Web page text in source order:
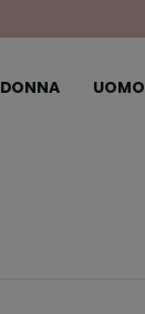
DONNA UOMO